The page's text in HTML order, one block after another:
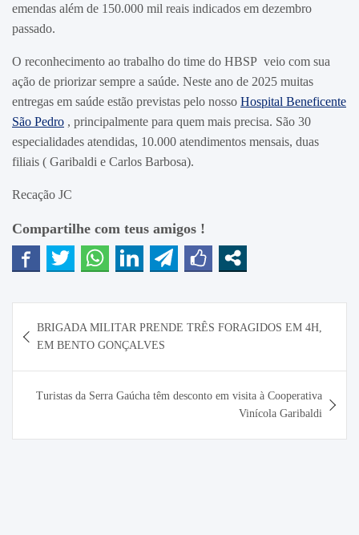
emendas além de 150.000 mil reais indicados em dezembro
passado.
O reconhecimento ao trabalho do time do HBSP veio com sua
ação de priorizar sempre a saúde. Neste ano de 2025 muitas
entregas em saúde estão previstas pelo nosso Hospital Beneficente
São Pedro , principalmente para quem mais precisa. São 30
especialidades atendidas, 10.000 atendimentos mensais, duas
filiais ( Garibaldi e Carlos Barbosa).
Recação JC
Compartilhe com teus amigos !
de
Post
BRIGADA MILITAR PRENDE TRÊS FORAGIDOS EM 4H,
EM BENTO GONÇALVES
Turistas da Serra Gaúcha têm desconto em visita à Cooperativa
Vinícola Garibaldi